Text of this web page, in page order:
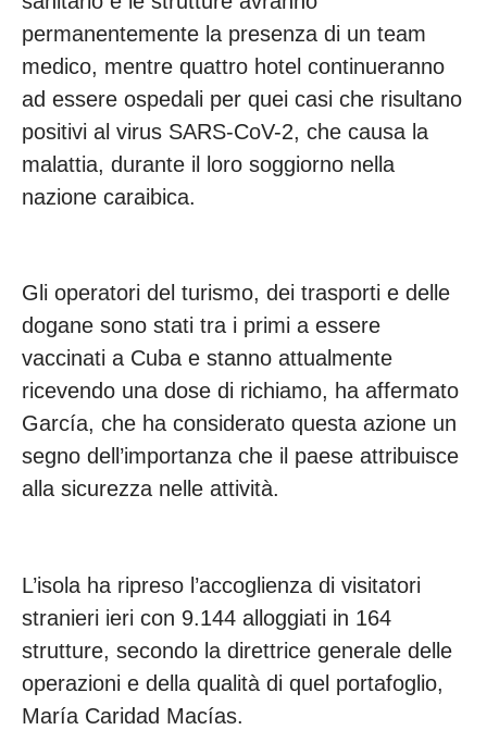
permanentemente la presenza di un team
medico, mentre quattro hotel continueranno
ad essere ospedali per quei casi che risultano
positivi al virus SARS-CoV-2, che causa la
malattia, durante il loro soggiorno nella
nazione caraibica.
Gli operatori del turismo, dei trasporti e delle
dogane sono stati tra i primi a essere
vaccinati a Cuba e stanno attualmente
ricevendo una dose di richiamo, ha affermato
García, che ha considerato questa azione un
segno dell’importanza che il paese attribuisce
alla sicurezza nelle attività.
L’isola ha ripreso l’accoglienza di visitatori
stranieri ieri con 9.144 alloggiati in 164
strutture, secondo la direttrice generale delle
operazioni e della qualità di quel portafoglio,
María Caridad Macías.